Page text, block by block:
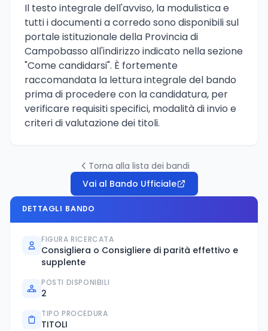
Il testo integrale dell'avviso, la modulistica e
tutti i documenti a corredo sono disponibili sul
portale istituzionale della Provincia di
Campobasso all'indirizzo indicato nella sezione
"Come candidarsi". È fortemente
raccomandata la lettura integrale del bando
prima di procedere con la candidatura, per
verificare requisiti specifici, modalità di invio e
criteri di valutazione dei titoli.
Torna alla lista dei bandi
Vai al Bando Ufficiale
DETTAGLI BANDO
FIGURA RICERCATA
Consigliera o Consigliere di parità effettivo e
supplente
POSTI DISPONIBILI
2
TIPO PROCEDURA
TITOLI